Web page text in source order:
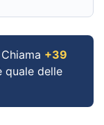
Chiama +39
quale delle